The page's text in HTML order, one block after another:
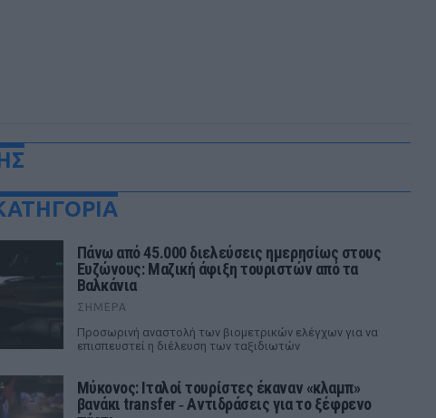
Πάνω από 45.000 διελεύσεις ημερησίως στους
Ευζώνους: Μαζική άφιξη τουριστών από τα
Βαλκάνια
ΣΉΜΕΡΑ
Προσωρινή αναστολή των βιομετρικών ελέγχων για να
επισπευστεί η διέλευση των ταξιδιωτών
Μύκονος: Ιταλοί τουρίστες έκαναν «κλαμπ»
βανάκι transfer ‑ Αντιδράσεις για το ξέφρενο